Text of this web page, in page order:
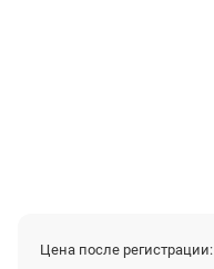
Цена после регистрации: